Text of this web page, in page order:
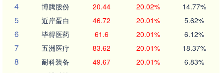
4 博腾股份 20.44 20.02% 14.77%
5 近岸蛋白 46.72 20.01% 5.62%
6 毕得医药 61.6 20.01% 6.12%
7 五洲医疗 83.62 20.01% 18.37%
8 耐科装备 49.67 20.01% 6.83%